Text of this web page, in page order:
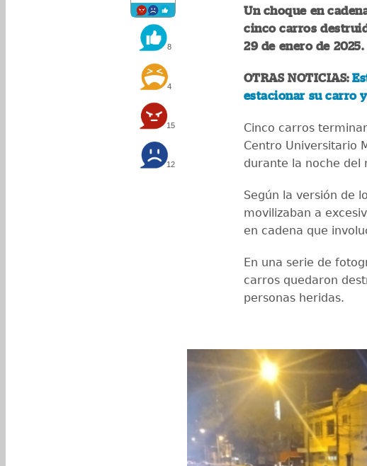
8
4
15
12
Un choque en
cinco carros
29 de enero de 2025.
OTRAS NOTICIAS:
estacionar su carro
Cinco carros
Centro Universitario
durante la noche del
Según la versión de
movilizaban a
en cadena que
En una serie de
carros quedaron
personas heridas.